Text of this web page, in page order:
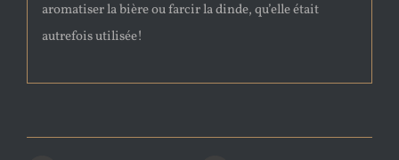
aromatiser la bière ou farcir la dinde, qu’elle était
autrefois utilisée!